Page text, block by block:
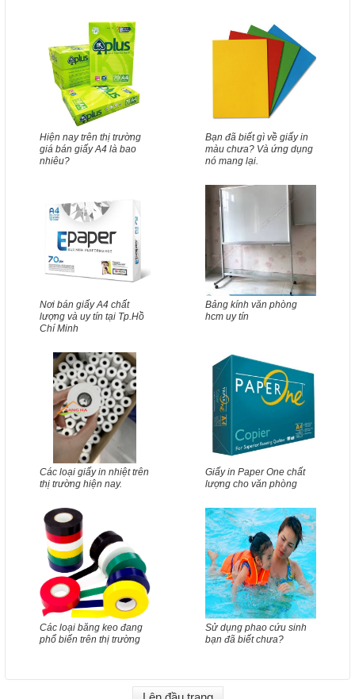
Hiện nay trên thị trường
giá bán giấy A4 là bao
nhiêu?
Bạn đã biết gì về giấy in
màu chưa? Và ứng dụng
nó mang lại.
Nơi bán giấy A4 chất
lượng và uy tín tại Tp.Hồ
Chí Minh
Bảng kính văn phòng
hcm uy tín
Các loại giấy in nhiệt trên
thị trường hiện nay.
Giấy in Paper One chất
lượng cho văn phòng
Các loại băng keo đang
phổ biến trên thị trường
Sử dụng phao cứu sinh
bạn đã biết chưa?